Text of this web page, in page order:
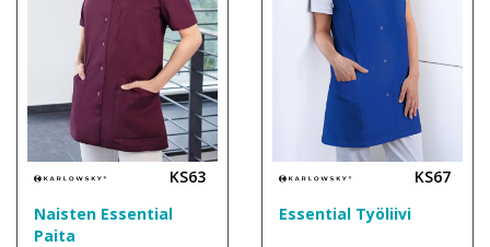
KS63
Naisten Essential
Paita
KS67
Essential Työliivi